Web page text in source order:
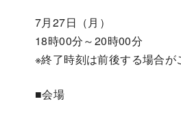
7月27日（月）
18時00分～20時00分
※終了時刻は前後する場合が
■会場